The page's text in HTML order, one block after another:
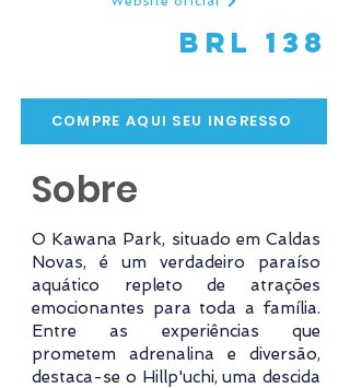
COMPRE AQUI SEU INGRESSO
BRL 138
Sobre
O Kawana Park, situado em Caldas
Novas, é um verdadeiro paraíso
aquático repleto de atrações
emocionantes para toda a família.
Entre as experiências que
prometem adrenalina e diversão,
destaca-se o Hillp'uchi, uma descida